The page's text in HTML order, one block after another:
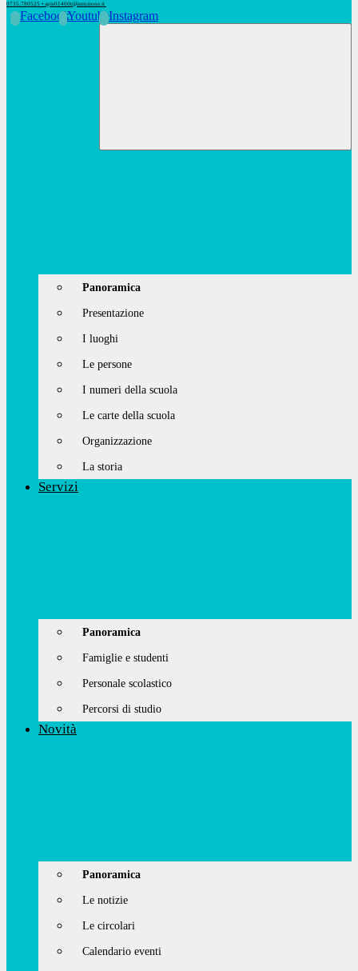
0735.780525 • apis01400t@istruzione.it
FacebookYoutubeInstagram
Panoramica
Presentazione
I luoghi
Le persone
I numeri della scuola
Le carte della scuola
Organizzazione
La storia
Servizi
Panoramica
Famiglie e studenti
Personale scolastico
Percorsi di studio
Novità
Panoramica
Le notizie
Le circolari
Calendario eventi